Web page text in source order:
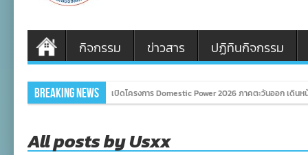
กิจกรรม ข่าวสาร ปฏิทินกิจกรรม
Breaking News เปิดโครงการ Domestic Power 2026 ภาคตะวันออก เดิน
All posts by Usxx